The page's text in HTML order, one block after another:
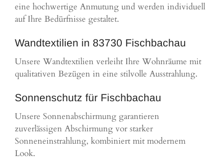
eine hochwertige Anmutung und werden individuell
auf Ihre Bedürfnisse gestaltet.
Wandtextilien in 83730 Fischbachau
Unsere Wandtextilien verleiht Ihre Wohnräume mit
qualitativen Bezügen in eine stilvolle Ausstrahlung.
Sonnenschutz für Fischbachau
Unsere Sonnenabschirmung garantieren
zuverlässigen Abschirmung vor starker
Sonneneinstrahlung, kombiniert mit modernem
Look.